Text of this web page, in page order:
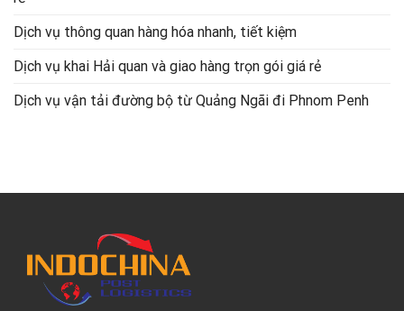
Dịch vụ thông quan hàng hóa nhanh, tiết kiệm
Dịch vụ khai Hải quan và giao hàng trọn gói giá rẻ
Dịch vụ vận tải đường bộ từ Quảng Ngãi đi Phnom Penh